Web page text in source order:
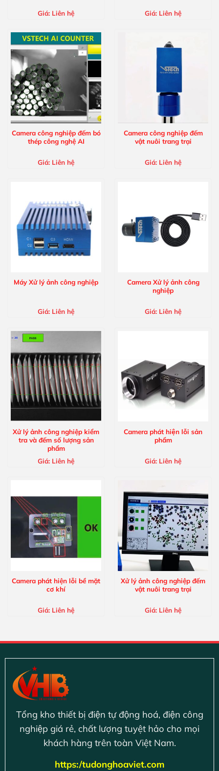
Giá: Liên hệ Giá: Liên hệ
Camera công nghiệp đếm bó
thép công nghệ AI
Giá: Liên hệ
Camera công nghiệp đếm
vật nuôi trang trại
Giá: Liên hệ
Máy Xử lý ảnh công nghiệp
Giá: Liên hệ
Camera Xử lý ảnh công
nghiệp
Giá: Liên hệ
Xử lý ảnh công nghiệp kiểm
tra và đếm số lượng sản
phẩm
Giá: Liên hệ
Camera phát hiện lỗi sản
phẩm
Giá: Liên hệ
Camera phát hiện lỗi bề mặt
cơ khí
Giá: Liên hệ
Xử lý ảnh công nghiệp đếm
vật nuôi trang trại
Giá: Liên hệ
Tổng kho thiết bị điện tự động hoá, điện công
nghiệp giá rẻ, chất lượng tuyệt hảo cho mọi
khách hàng trên toàn Việt Nam.
https:/tudonghoaviet.com